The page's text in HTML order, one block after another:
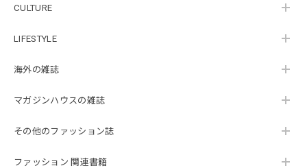
CULTURE
LIFESTYLE
海外の雑誌
マガジンハウスの雑誌
その他のファッション誌
ファッション 関連書籍